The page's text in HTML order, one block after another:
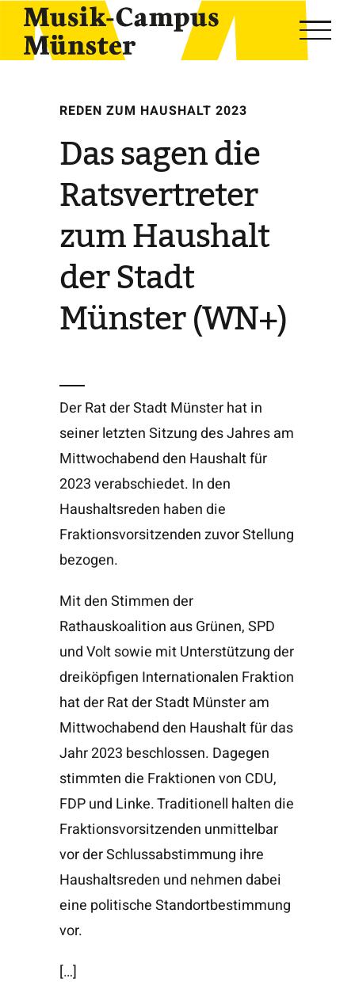
Skip
content
REDEN ZUM HAUSHALT 2023
Das sagen die
Ratsvertreter
zum Haushalt
der Stadt
Münster (WN+)
Der Rat der Stadt Münster hat in
seiner letzten Sitzung des Jahres am
Mittwochabend den Haushalt für
2023 verabschiedet. In den
Haushaltsreden haben die
Fraktionsvorsitzenden zuvor Stellung
bezogen.
Mit den Stimmen der
Rathauskoalition aus Grünen, SPD
und Volt sowie mit Unterstützung der
dreiköpfigen Internationalen Fraktion
hat der Rat der Stadt Münster am
Mittwochabend den Haushalt für das
Jahr 2023 beschlossen. Dagegen
stimmten die Fraktionen von CDU,
FDP und Linke. Traditionell halten die
Fraktionsvorsitzenden unmittelbar
vor der Schlussabstimmung ihre
Haushaltsreden und nehmen dabei
eine politische Standortbestimmung
vor.
[…]